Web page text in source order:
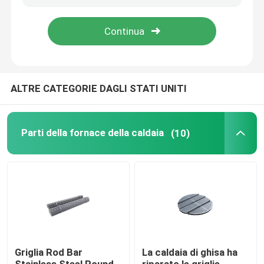
Prodotti
Tubo senza cuciture della lega
Tubo ad alta pressione della caldaia
ALTRE CATEGORIE DAGLI STATI UNITI
Parti della fornace della caldaia (10)
Griglia Rod Bar
La caldaia di ghisa ha